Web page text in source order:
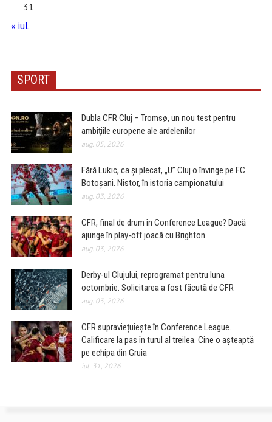
31
« iul.
SPORT
Dubla CFR Cluj – Tromsø, un nou test pentru
ambițiile europene ale ardelenilor
aug. 05, 2026
Fără Lukic, ca și plecat, „U” Cluj o învinge pe FC
Botoșani. Nistor, în istoria campionatului
aug. 03, 2026
CFR, final de drum în Conference League? Dacă
ajunge în play-off joacă cu Brighton
aug. 03, 2026
Derby-ul Clujului, reprogramat pentru luna
octombrie. Solicitarea a fost făcută de CFR
aug. 03, 2026
CFR supraviețuiește în Conference League.
Calificare la pas în turul al treilea. Cine o așteaptă
pe echipa din Gruia
iul. 31, 2026